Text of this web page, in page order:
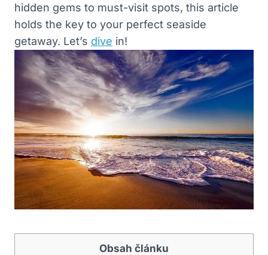
hidden gems⁢ to must-visit spots, ‌this article
holds the key to your perfect seaside
getaway. Let’s⁤ dive in!
Obsah článku